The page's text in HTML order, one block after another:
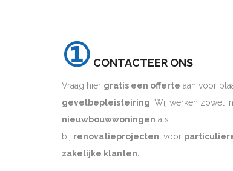
① CONTACTEER ONS
Vraag hier gratis een offerte aan voor
gevelbepleisteiring . Wij werken zowel in
nieuwbouwwoningen als
bij renovatieprojecten , voor
zakelijke klanten.